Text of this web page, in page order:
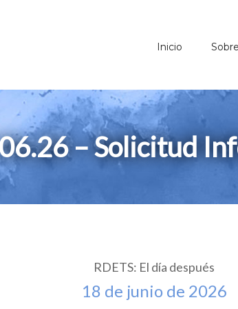
Inicio
– Solicitud
RDETS: El día después
18 de junio de 2026